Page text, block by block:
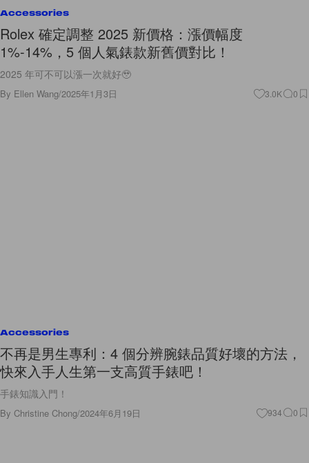
Accessories
Rolex 確定調整 2025 新價格：漲價幅度
1%-14%，5 個人氣錶款新舊價對比！
2025 年可不可以漲一次就好🥹
By Ellen Wang/2025年1月3日 3.0K 0
Accessories
不再是男生專利：4 個分辨腕錶品質好壞的方法，
快來入手人生第一支高質手錶吧！
手錶知識入門！
By Christine Chong/2024年6月19日 934 0